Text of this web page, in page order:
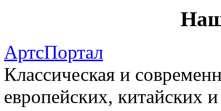
АртсПортал
Классическая и
европейских, китайских